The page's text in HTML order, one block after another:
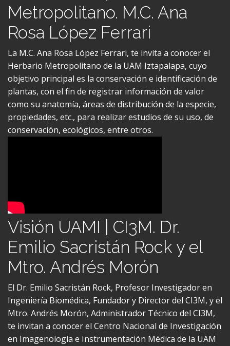
Rosa López Ferrari
La M.C. Ana Rosa López Ferrari, te invita a conocer el
Herbario Metropolitano de la UAM Iztapalapa, cuyo
objetivo principal es la conservación e identificación de
plantas, con el fin de registrar información de valor
como su anatomía, áreas de distribución de la especie,
propiedades, etc., para realizar estudios de su uso, de
conservación, ecológicos, entre otros.
Visión UAMI | CI3M. Dr.
Emilio Sacristán Rock y el
Mtro. Andrés Morón
El Dr. Emilio Sacristán Rock, Profesor Investigador en
Ingeniería Biomédica, Fundador y Director del CI3M, y el
Mtro. Andrés Morón, Administrador Técnico del CI3M,
te invitan a conocer el Centro Nacional de Investigación
en Imagenología e Instrumentación Médica de la UAM
Iztapalapa.